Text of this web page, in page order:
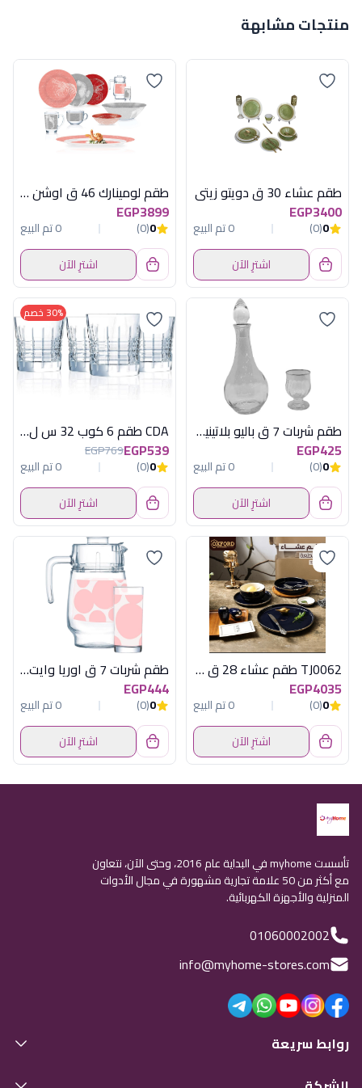
منتجات مشابهة
طقم عشاء 30 ق دويتو زيتى
EGP3400
0
(0)
0 تم البيع
اشترِ الآن
طقم لومينارك 46 ق اوشن امارتى
EGP3899
0
(0)
0 تم البيع
اشترِ الآن
طقم شربات 7 ق باليو بلاتينيوم
EGP425
0
(0)
0 تم البيع
اشترِ الآن
30% خصم
CDA طقم 6 كوب 32 س ل راندفو
EGP539
EGP769
0
(0)
0 تم البيع
اشترِ الآن
TJ0062 طقم عشاء 28 ق اكسفورد
EGP4035
0
(0)
0 تم البيع
اشترِ الآن
طقم شربات 7 ق اوريا وايت بينك لومينارك
EGP444
0
(0)
0 تم البيع
اشترِ الآن
تأسست myhome في البداية عام 2016، وحتى الآن، نتعاون
مع أكثر من 50 علامة تجارية مشهورة في مجال الأدوات
المنزلية والأجهزة الكهربائية.
01060002002
info@myhome-stores.com
روابط سريعة